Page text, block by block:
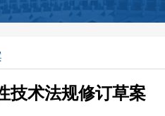
技术法规修订草案